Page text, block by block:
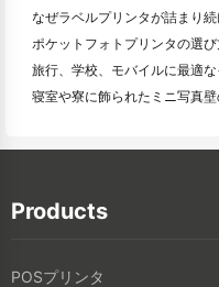
なぜラベルプリンタが詰まり続
寝室や寮に飾られたミニ写真
Products
POSプリンタ